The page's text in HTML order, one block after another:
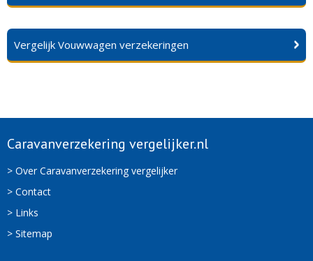
Vergelijk Vouwwagen verzekeringen
Caravanverzekering vergelijker.nl
> Over Caravanverzekering vergelijker
> Contact
> Links
> Sitemap